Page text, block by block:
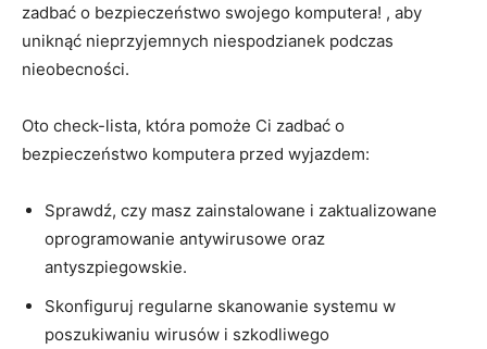
⁤zadbać o bezpieczeństwo swojego komputera! , aby
uniknąć nieprzyjemnych niespodzianek podczas
nieobecności.
Oto check-lista, która pomoże‌ Ci​ zadbać o
bezpieczeństwo komputera przed wyjazdem:
Sprawdź, czy⁤ masz zainstalowane i zaktualizowane
oprogramowanie antywirusowe oraz
antyszpiegowskie.
Skonfiguruj regularne skanowanie systemu w
poszukiwaniu wirusów i‌ szkodliwego